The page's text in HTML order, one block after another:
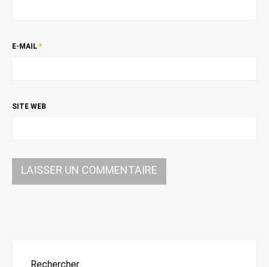
E-MAIL *
SITE WEB
Rechercher